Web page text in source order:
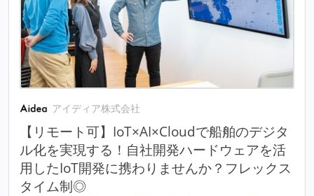
アイディア株式会社
【リモート可】IoT×AI×Cloudで船舶のデジタ
ル化を実現する！自社開発ハードウェアを活
用したIoT開発に携わりませんか？フレックス
タイム制◎